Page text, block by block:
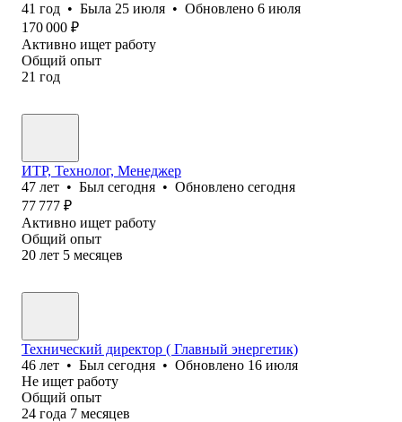
41 год • Была 25 июля • Обновлено 6 июля
170 000 ₽
Активно ищет работу
Общий опыт
21 год
ИТР, Технолог, Менеджер
47 лет • Был сегодня • Обновлено сегодня
77 777 ₽
Активно ищет работу
Общий опыт
20 лет 5 месяцев
Технический директор ( Главный энергетик)
46 лет • Был сегодня • Обновлено 16 июля
Не ищет работу
Общий опыт
24 года 7 месяцев